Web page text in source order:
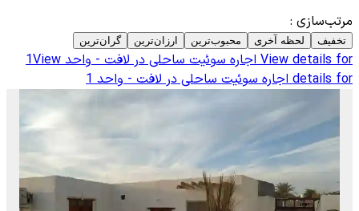
مرتب‌سازی :
تخفیف لحظه آخری محبوب‌ترین ارزان‌ترین گران‌ترین
View details for اجاره سوئیت ساحلی در لافت - واحد 1View
details for اجاره سوئیت ساحلی در لافت - واحد 1